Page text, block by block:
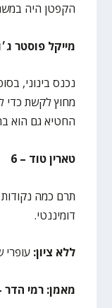
הקפטן היה
מייקל פוסטר
נכנס בינוני,
מחוץ לקשת כדי
החטיא גם הוא
טארין טוד – 6
תרם כמה נקודות
דומיננטי.
ללא ציון:
מאמן: רמי הדר